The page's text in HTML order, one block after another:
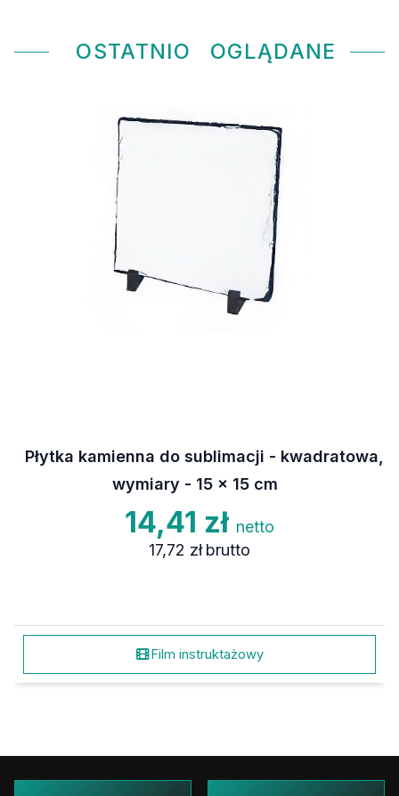
OSTATNIO OGLĄDANE
Płytka kamienna do sublimacji - kwadratowa,
wymiary - 15 x 15 cm
14,41 zł netto
17,72 zł brutto
Film instruktażowy